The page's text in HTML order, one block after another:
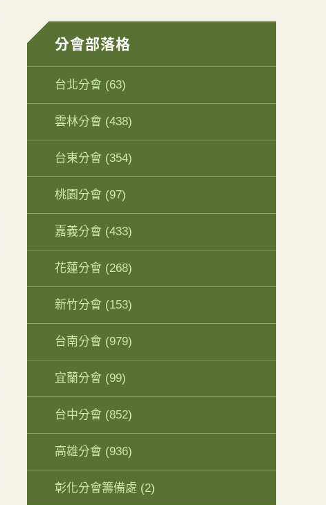
分會部落格
台北分會 (63)
雲林分會 (438)
台東分會 (354)
桃園分會 (97)
嘉義分會 (433)
花蓮分會 (268)
新竹分會 (153)
台南分會 (979)
宜蘭分會 (99)
台中分會 (852)
高雄分會 (936)
彰化分會籌備處 (2)